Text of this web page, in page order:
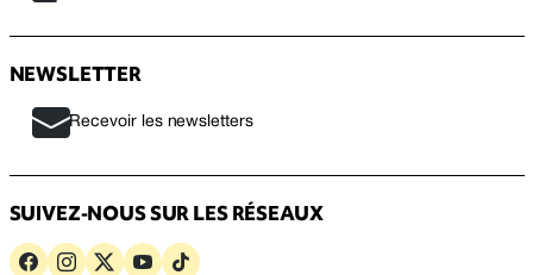
NEWSLETTER
Recevoir les newsletters
SUIVEZ-NOUS SUR LES RÉSEAUX